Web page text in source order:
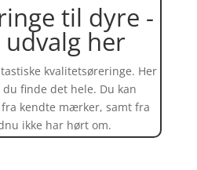
til dyre -
her
kvalitetsøreringe. Her
finde det hele. Du kan
kendte mærker, samt fra
ikke har hørt om.